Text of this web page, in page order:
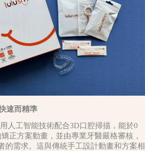
速而精準
人工智能技術配合3D口腔掃描，能於0
正方案動畫，並由專業牙醫嚴格審核，
的需求。這與傳統手工設計動畫和方案相